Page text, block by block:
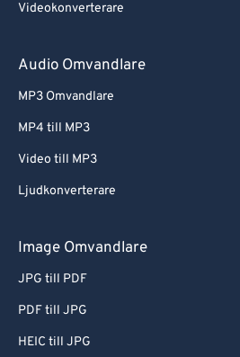
Videokonverterare
Audio Omvandlare
MP3 Omvandlare
MP4 till MP3
Video till MP3
Ljudkonverterare
Image Omvandlare
JPG till PDF
PDF till JPG
HEIC till JPG